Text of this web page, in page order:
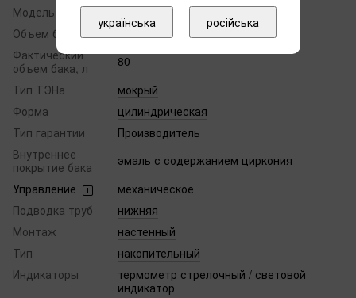
Модель
O'Pro+
Объем бака, л
80
Фактический
объем бака, л
80
Тип ТЭНа
мокрый
Форма
цилиндрическая
Тип гарантии
Производитель
Внутреннее
покрытие бака
эмаль с содержанием циркония
Управление
механическое
Подводка труб
нижняя
Монтаж
настенный
Тип
накопительный
Индикаторы
термометр стрелочный / световой
индикатор
українська російська